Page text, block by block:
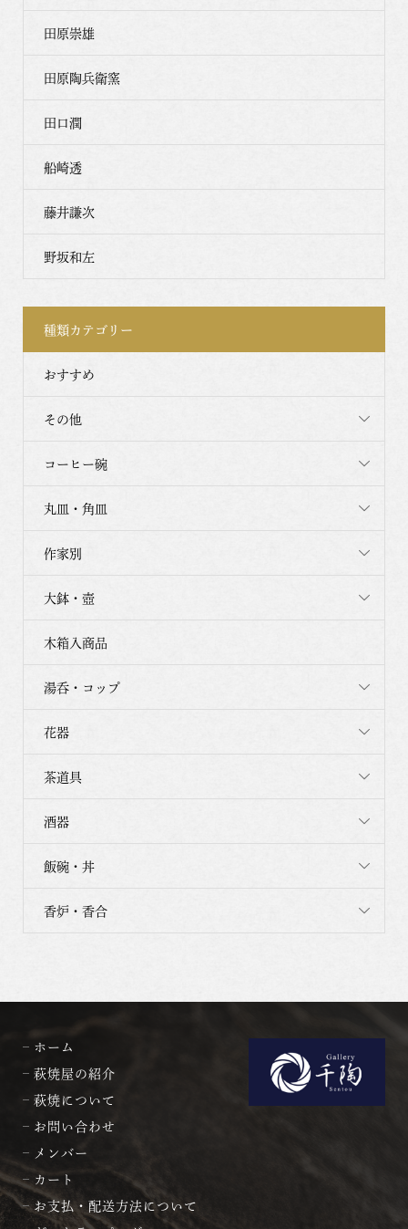
田原崇雄
田原陶兵衛窯
田口潤
船崎透
藤井謙次
野坂和左
種類カテゴリー
おすすめ
その他
コーヒー碗
丸皿・角皿
作家別
大鉢・壺
木箱入商品
湯呑・コップ
花器
茶道具
酒器
飯碗・丼
香炉・香合
ホーム
萩焼屋の紹介
萩焼について
お問い合わせ
メンバー
カート
お支払・配送方法について